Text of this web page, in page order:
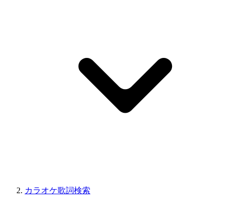
カラオケ歌詞検索